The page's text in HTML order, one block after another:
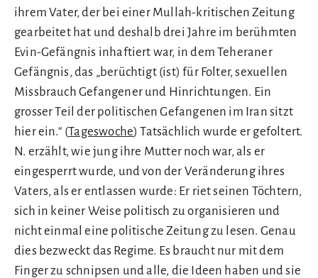
ihrem Vater, der bei einer Mullah-kritischen Zeitung
gearbeitet hat und deshalb drei Jahre im berühmten
Evin-Gefängnis inhaftiert war, in dem Teheraner
Gefängnis, das „berüchtigt (ist) für Folter, sexuellen
Missbrauch Gefangener und Hinrichtungen. Ein
grosser Teil der politischen Gefangenen im Iran sitzt
hier ein.“ (Tageswoche) Tatsächlich wurde er gefoltert.
N. erzählt, wie jung ihre Mutter noch war, als er
eingesperrt wurde, und von der Veränderung ihres
Vaters, als er entlassen wurde: Er riet seinen Töchtern,
sich in keiner Weise politisch zu organisieren und
nicht einmal eine politische Zeitung zu lesen. Genau
dies bezweckt das Regime. Es braucht nur mit dem
Finger zu schnipsen und alle, die Ideen haben und sie